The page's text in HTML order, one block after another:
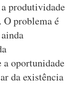
produtividade
problema é
a oportunidade
da existência